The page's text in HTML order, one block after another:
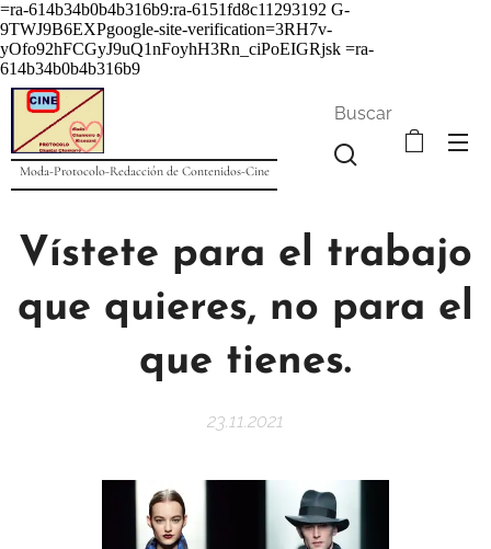
=ra-614b34b0b4b316b9:ra-6151fd8c11293192 G-
9TWJ9B6EXPgoogle-site-verification=3RH7v-
yOfo92hFCGyJ9uQ1nFoyhH3Rn_ciPoEIGRjsk =ra-
614b34b0b4b316b9
Moda-Protocolo-Redacción de Contenidos-Cine
Buscar
Vístete para el trabajo
que quieres, no para el
que tienes.
23.11.2021